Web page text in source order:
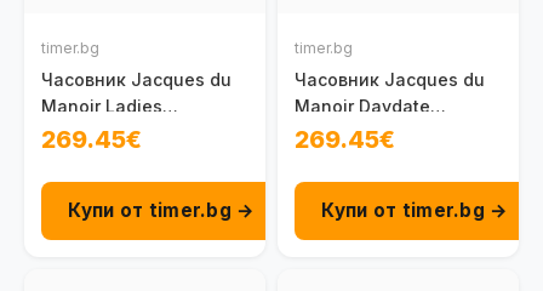
timer.bg
Часовник Jacques du
Manoir Ladies
Inspiration NRO.20
269.45€
Купи от timer.bg →
timer.bg
Часовник Jacques du
Manoir Daydate
Inspiration JWL01804
269.45€
Купи от timer.bg →